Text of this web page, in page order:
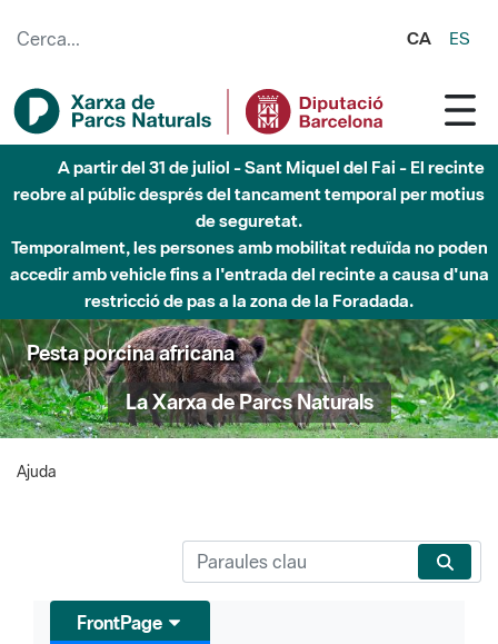
CA ES
A partir del 31 de juliol - Sant Miquel del Fai - El recinte
reobre al públic després del tancament temporal per motius
de seguretat.
Temporalment, les persones amb mobilitat reduïda no poden
accedir amb vehicle fins a l'entrada del recinte a causa d'una
restricció de pas a la zona de la Foradada.
Pesta porcina africana
La Xarxa de Parcs Naturals
Ajuda
FrontPage